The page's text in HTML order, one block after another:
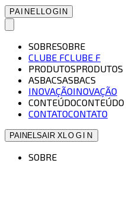
PAINEL LOGIN
SOBRESOBRE
CLUBE FCLUBE F
PRODUTOSPRODUTOS
ASBACSASBACS
INOVAÇÃOINOVAÇÃO
CONTEÚDOCONTEÚDO
CONTATOCONTATO
PAINELSAIR XLOGIN
SOBRE